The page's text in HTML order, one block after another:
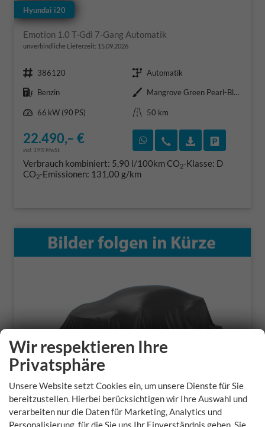
Hyundai i20
Emotion 1.0 T-Gdi 7-Gang Automatik
unverbindliche Lieferzeit: 15.09.2026
Fahrzeugnr. 386120 Getriebe Automatik
Kraftstoff Benzin Außenfarbe
Mangrove Green Pearl-Black Roof
Leistung
66 kW (90 PS) Kilometerstand 50 km
22.490,– €
incl. 19% MwSt.
Rückruf vereinbaren
Wir rufen Sie an
Verbrauch kombiniert: 5,90 l/100kmCO2-Klasse: D
CO2-Emissionen: 131,00 g/km
Hyundai i20
Wir respektieren Ihre
Privatsphäre
Unsere Website setzt Cookies ein, um unsere Dienste für Sie
bereitzustellen. Hierbei berücksichtigen wir Ihre Auswahl und
verarbeiten nur die Daten für Marketing, Analytics und
Personalisierung, für die Sie uns Ihr Einverständnis geben. Sie